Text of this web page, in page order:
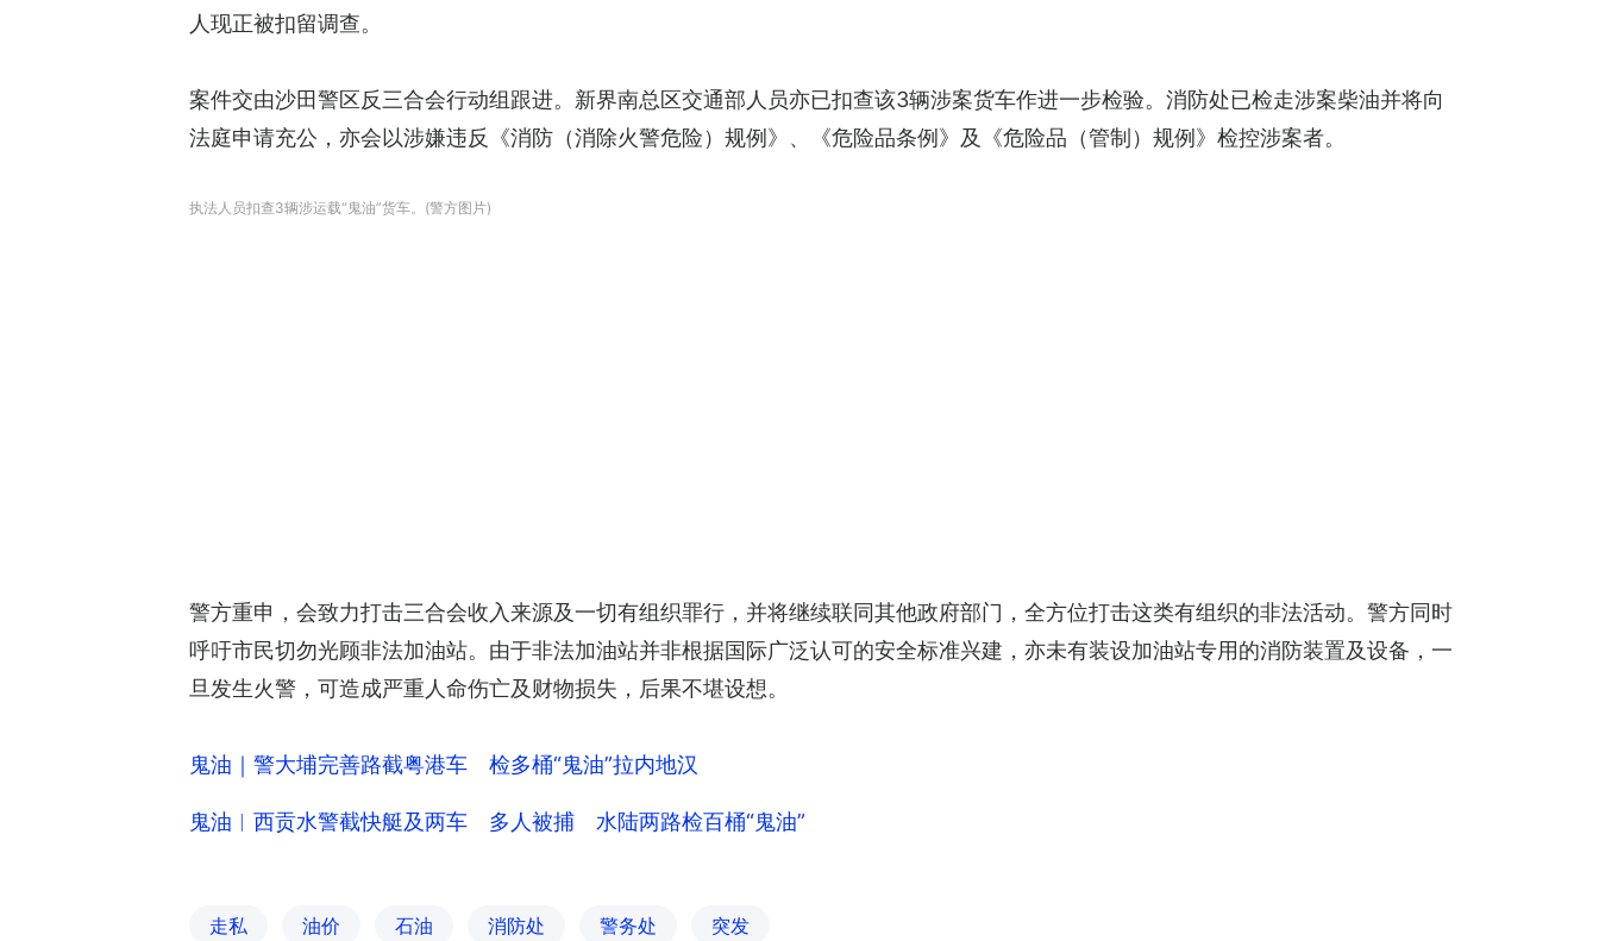
人现正被扣留调查。
案件交由沙田警区反三合会行动组跟进。新界南总区交通部人员亦已扣查该3辆涉案货车作进一步检验。消防处已检走涉案柴油并将向
法庭申请充公，亦会以涉嫌违反《消防（消除火警危险）规例》、《危险品条例》及《危险品（管制）规例》检控涉案者。
执法人员扣查3辆涉运载“鬼油”货车。(警方图片)
警方重申，会致力打击三合会收入来源及一切有组织罪行，并将继续联同其他政府部门，全方位打击这类有组织的非法活动。警方同时
呼吁市民切勿光顾非法加油站。由于非法加油站并非根据国际广泛认可的安全标准兴建，亦未有装设加油站专用的消防装置及设备，一
旦发生火警，可造成严重人命伤亡及财物损失，后果不堪设想。
鬼油｜警大埔完善路截粤港车 检多桶“鬼油”拉内地汉
鬼油︱西贡水警截快艇及两车 多人被捕 水陆两路检百桶“鬼油”
走私 油价 石油 消防处 警务处 突发